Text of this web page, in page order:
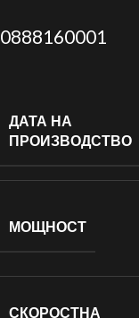
0888160001
ДАТА НА
ПРОИЗВОДСТВО
МОЩНОСТ
СКОРОСТНА